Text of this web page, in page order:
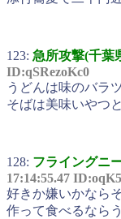
123: 急所攻撃(千葉
ID:qSRezoKc0
うどんは味のバラ
そばは美味いやつ
128: フライングニ
17:14:55.47
好きか嫌いかなら
作って食べるなら